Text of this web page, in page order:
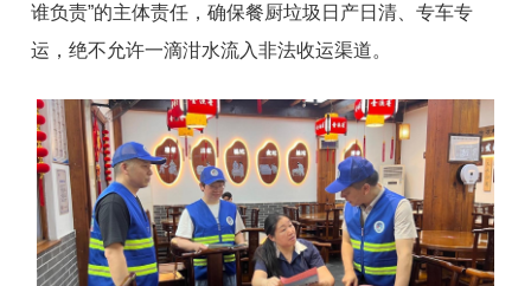
谁负责”的主体责任，确保餐厨垃圾日产日清、专车专
运，绝不允许一滴泔水流入非法收运渠道。